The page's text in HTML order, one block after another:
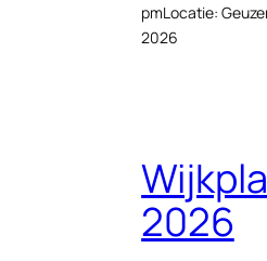
pmLocatie:
2026
2026